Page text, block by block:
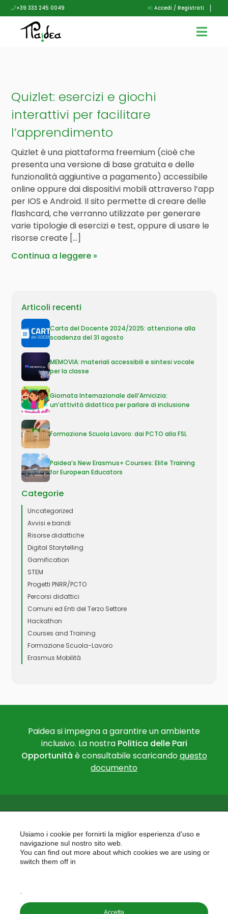
+39 333 245 0049 Accedi / Registrati
Quizlet: esercizi e giochi
interattivi per facilitare
l’apprendimento
Quizlet è una piattaforma freemium (cioè che
presenta una versione di base gratuita e delle
funzionalità aggiuntive a pagamento) accessibile
online oppure dai dispositivi mobili attraverso l’app
per IOS e Android. Il sito permette di creare delle
flashcard, che verranno utilizzate per generare
varie tipologie di esercizi e test, oppure di usare le
risorse create […]
Continua a leggere
Articoli recenti
Carta del Docente 2024/2025: attenzione alla
scadenza del 31 agosto
MEMOVIA: materiali accessibili e sintesi vocale
per la classe
Giornata Internazionale dell’Amicizia:
un’attività didattica per parlare di inclusione
Formazione Scuola Lavoro: dai PCTO alla FSL
Paidea’s New Erasmus+ Courses: Elite Training
for European Educators
Categorie
Uncategorized
Avvisi e bandi
Risorse didattiche
Digital Storytelling
Gamification
STEM
Progetti PNRR/PCTO
Percorsi didattici
Comuni ed Enti del Terzo Settore
Hackathon
Courses and Training
Formazione Scuola-Lavoro
Erasmus Mobilità
Paidea si impegna a garantire un ambiente
inclusivo. La nostra Politica delle Pari
Opportunità è consultabile scaricandoquesto
documento
PAIDEA
Usiamo i cookie per fornirti la miglior esperienza d'uso e
navigazione sul nostro sito web.
You can find out more about which cookies we are using or
switch them off in
Accetta